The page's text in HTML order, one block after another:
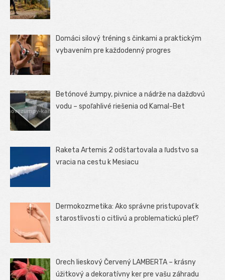
Domáci silový tréning s činkami a praktickým
vybavením pre každodenný progres
Betónové žumpy, pivnice a nádrže na dažďovú
vodu – spoľahlivé riešenia od Kamal-Bet
Raketa Artemis 2 odštartovala a ľudstvo sa
vracia na cestu k Mesiacu
Dermokozmetika: Ako správne pristupovať k
starostlivosti o citlivú a problematickú pleť?
Orech lieskový Červený LAMBERTA – krásny
úžitkový a dekoratívny ker pre vašu záhradu